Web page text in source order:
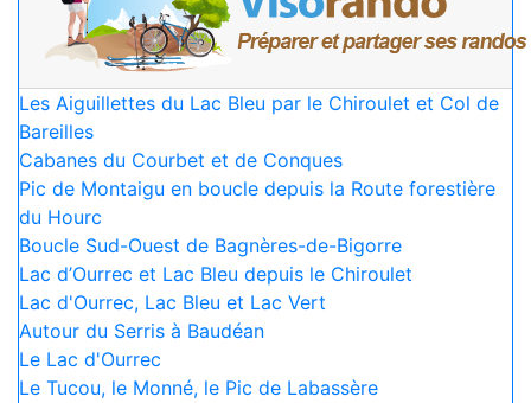
Les Aiguillettes du Lac Bleu par le Chiroulet et Col de
Bareilles
Cabanes du Courbet et de Conques
Pic de Montaigu en boucle depuis la Route forestière
du Hourc
Boucle Sud-Ouest de Bagnères-de-Bigorre
Lac d’Ourrec et Lac Bleu depuis le Chiroulet
Lac d'Ourrec, Lac Bleu et Lac Vert
Autour du Serris à Baudéan
Le Lac d'Ourrec
Le Tucou, le Monné, le Pic de Labassère